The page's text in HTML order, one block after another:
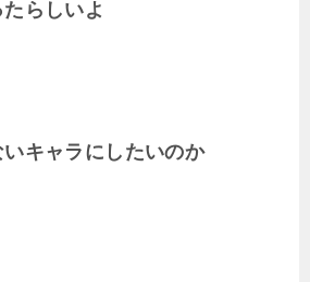
らしいよ
キャラにしたいのか